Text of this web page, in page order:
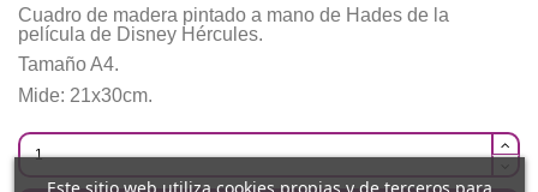
Cuadro de madera pintado a mano de Hades de la
película de Disney Hércules.
Tamaño A4.
Mide: 21x30cm.
Este sitio web utiliza cookies propias y de terceros para